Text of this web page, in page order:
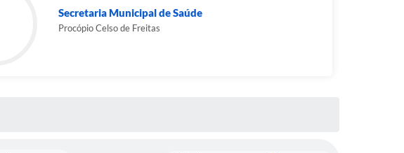
Secretaria Municipal de Saúde
Procópio Celso de Freitas